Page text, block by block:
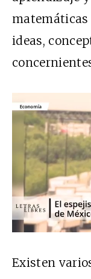
ideas,
Existen